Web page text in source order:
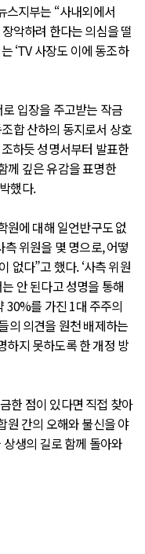
스지부는 “사내외에서
악하려 한다는 의심을 떨
‘TV 사장도 이에 동조하
입장을 주고받는 작금
합 산하의 동지로서 상호
하듯 성명서부터 발표한
께 깊은 유감을 표명한
했다.
원에 대해 일언반구도 없
위원을 몇 명으로, 어떻
없다”고 했다. ‘사측 위원
안 된다고 성명을 통해
30%를 가진 1대 주주의
의 의견을 원천 배제하는
하지 못하도록 한 개정 방
한 점이 있다면 직접 찾아
원 간의 오해와 불신을 야
생의 길로 함께 돌아와